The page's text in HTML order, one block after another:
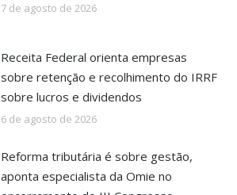
7 de agosto de 2026
Receita Federal orienta empresas
sobre retenção e recolhimento do IRRF
sobre lucros e dividendos
6 de agosto de 2026
Reforma tributária é sobre gestão,
aponta especialista da Omie no